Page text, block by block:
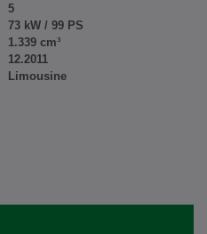
5
73 kW / 99 PS
1.339 cm³
12.2011
Limousine